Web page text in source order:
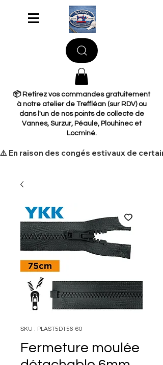
📦 Retirez vos commandes gratuitement
à notre atelier de Treffléan (sur RDV) ou
dans l'un de nos points de collecte de
Vannes, Surzur, Péaule, Plouhinec et
Locminé.
​⚠️ En raison des congés estivaux de
SKU : PLAST5D156-60
Fermeture moulée